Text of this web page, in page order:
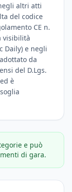
altri atti
del codice
CE n.
visibilità
Daily) e negli
da
del D.Lgs.
è
e può
di gara.